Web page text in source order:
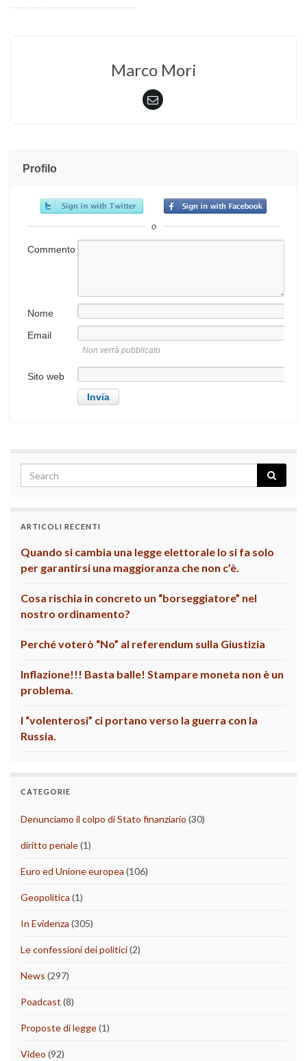
Marco Mori
Profilo
o
Commento
Nome
Email
Non verrà pubblicato
Sito web
ARTICOLI RECENTI
Quando si cambia una legge elettorale lo si fa solo
per garantirsi una maggioranza che non c’è.
Cosa rischia in concreto un “borseggiatore” nel
nostro ordinamento?
Perché voterò “No” al referendum sulla Giustizia
Inflazione!!! Basta balle! Stampare moneta non è un
problema.
I “volenterosi” ci portano verso la guerra con la
Russia.
CATEGORIE
Denunciamo il colpo di Stato finanziario (30)
diritto penale(1)
Euro ed Unione europea (106)
Geopolitica (1)
In Evidenza (305)
Le confessioni dei politici(2)
News (297)
Poadcast (8)
Proposte di legge(1)
Video (92)